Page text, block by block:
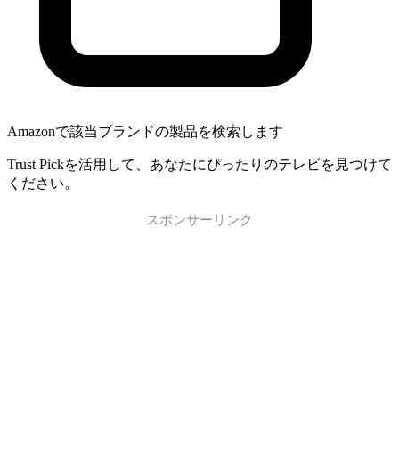
Amazonで該当ブランドの製品を検索します
Trust Pickを活用して、あなたにぴったりのテレビを見つけて
ください。
スポンサーリンク